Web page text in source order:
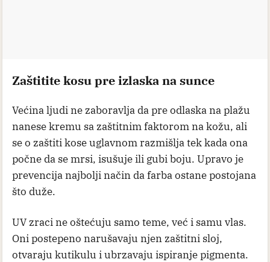
Zaštitite kosu pre izlaska na sunce
Većina ljudi ne zaboravlja da pre odlaska na plažu
nanese kremu sa zaštitnim faktorom na kožu, ali
se o zaštiti kose uglavnom razmišlja tek kada ona
počne da se mrsi, isušuje ili gubi boju. Upravo je
prevencija najbolji način da farba ostane postojana
što duže.
UV zraci ne oštećuju samo teme, već i samu vlas.
Oni postepeno narušavaju njen zaštitni sloj,
otvaraju kutikulu i ubrzavaju ispiranje pigmenta.